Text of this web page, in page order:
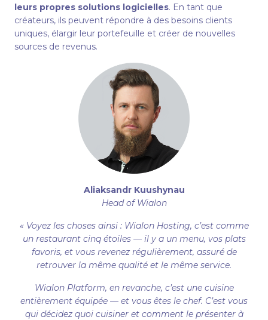
leurs propres solutions logicielles. En tant que
créateurs, ils peuvent répondre à des besoins clients
uniques, élargir leur portefeuille et créer de nouvelles
sources de revenus.
Aliaksandr Kuushynau
Head of Wialon
« Voyez les choses ainsi : Wialon Hosting, c’est comme
un restaurant cinq étoiles — il y a un menu, vos plats
favoris, et vous revenez régulièrement, assuré de
retrouver la même qualité et le même service.
Wialon Platform, en revanche, c’est une cuisine
entièrement équipée — et vous êtes le chef. C’est vous
qui décidez quoi cuisiner et comment le présenter à